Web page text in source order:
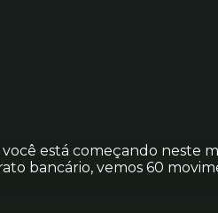
está começando neste
bancário, vemos 60